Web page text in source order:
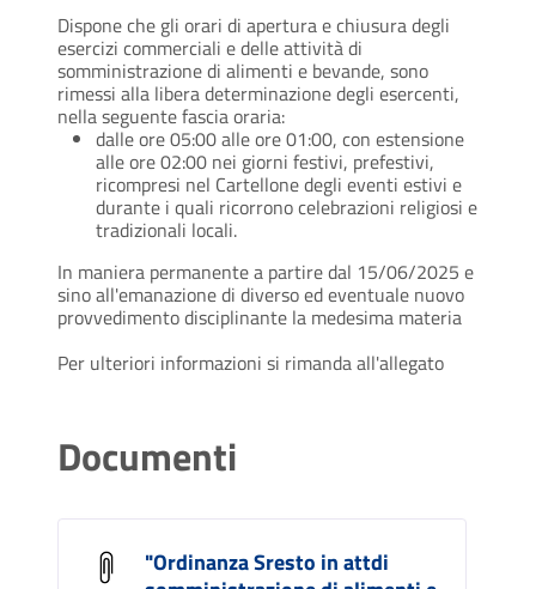
Dispone che gli orari di apertura e chiusura degli
esercizi commerciali e delle attività di
somministrazione di alimenti e bevande, sono
rimessi alla libera determinazione degli esercenti,
nella seguente fascia oraria:
dalle ore 05:00 alle ore 01:00, con estensione
alle ore 02:00 nei giorni festivi, prefestivi,
ricompresi nel Cartellone degli eventi estivi e
durante i quali ricorrono celebrazioni religiosi e
tradizionali locali.
In maniera permanente a partire dal 15/06/2025 e
sino all'emanazione di diverso ed eventuale nuovo
provvedimento disciplinante la medesima materia
Per ulteriori informazioni si rimanda all'allegato
Documenti
"Ordinanza Sresto in attdi